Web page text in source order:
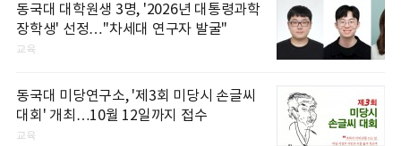
동국대 대학원생 3명, '2026년 대통령과학
장학생' 선정…"차세대 연구자 발굴"
교육
동국대 미당연구소, '제3회 미당시 손글씨
대회' 개최…10월 12일까지 접수
교육